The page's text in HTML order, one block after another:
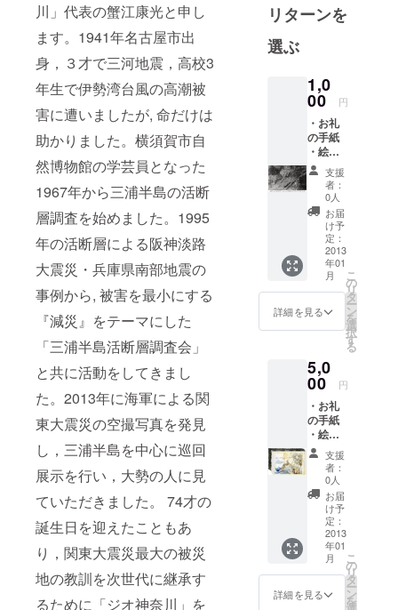
川」代表の蟹江康光と申し
ます。1941年名古屋市出
身，３才で三河地震，高校3
年生で伊勢湾台風の高潮被
害に遭いましたが, 命だけは
助かりました。横須賀市自
然博物館の学芸員となった
1967年から三浦半島の活断
層調査を始めました。1995
年の活断層による阪神淡路
大震災・兵庫県南部地震の
事例から, 被害を最小にする
『減災』をテーマにした
「三浦半島活断層調査会」
と共に活動をしてきまし
た。2013年に海軍による関
東大震災の空撮写真を発見
し，三浦半島を中心に巡回
展示を行い，大勢の人に見
ていただきました。 74才の
誕生日を迎えたこともあ
り，関東大震災最大の被災
地の教訓を次世代に継承す
るために「ジオ神奈川」を
リターンを
選ぶ
1,0
00 円
・お礼
の手紙
・絵は
がき1枚
支援
者：
0人
お届
け予
定：
2013
年01
月
詳細を見る
こ
の
リ
タ
ー
ン
を
選
択
す
る
5,0
00 円
・お礼
の手紙
・絵は
がき5枚
セット
支援
者：
0人
お届
け予
定：
2013
年01
月
詳細を見る
こ
の
リ
タ
ー
ン
を